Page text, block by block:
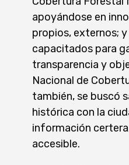
apoyándose en
propios, externos;
capacitados para
transparencia y
Nacional de
también, se buscó
histórica con la
información
accesible.